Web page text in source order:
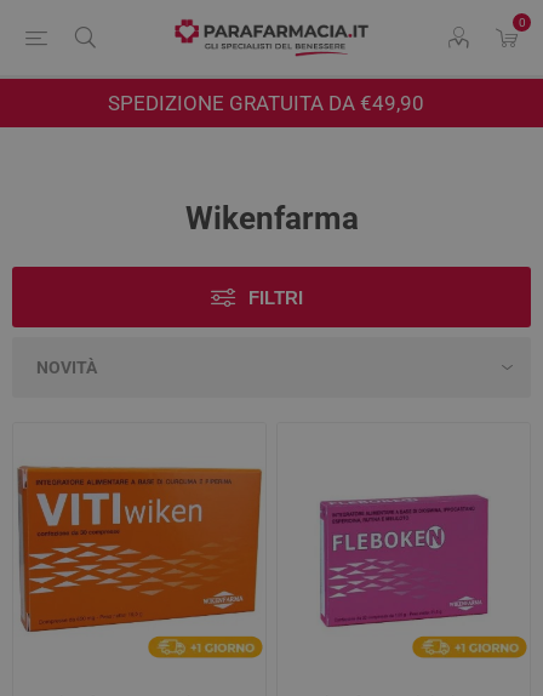
0
SPEDIZIONE GRATUITA DA €49,90
Wikenfarma
FILTRI